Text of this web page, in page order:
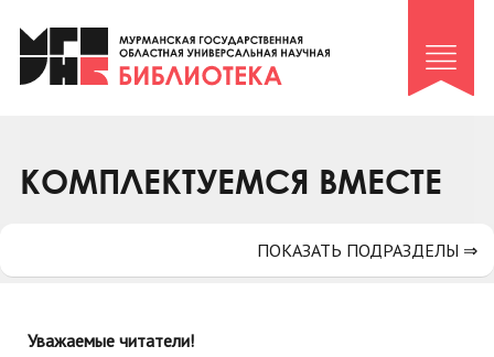
Клуб «Гиря и сельдерей»
Клуб «Семейный архив»
Коллегам
КОМПЛЕКТУЕМСЯ ВМЕСТЕ
Уважаемые читатели!
ПОКАЗАТЬ ПОДРАЗДЕЛЫ ⇒